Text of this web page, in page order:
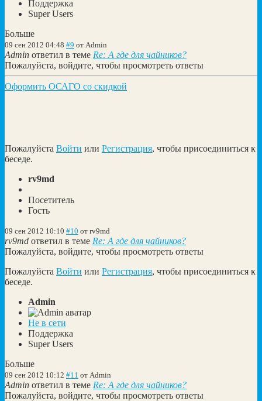
Поддержка
Super Users
Больше
09 сен 2012 04:48 #9 от Admin
Admin ответил в теме Re: А где для чайников?
Пожалуйста, войдите, чтобы просмотреть ответы
Оформить ОСАГО со скидкой
Пожалуйста Войти или Регистрация, чтобы присоединиться к
беседе.
rv9md
Посетитель
Гость
09 сен 2012 10:10 #10 от rv9md
rv9md ответил в теме Re: А где для чайников?
Пожалуйста, войдите, чтобы просмотреть ответы
Пожалуйста Войти или Регистрация, чтобы присоединиться к
беседе.
Admin
Не в сети
Поддержка
Super Users
Больше
09 сен 2012 10:12 #11 от Admin
Admin ответил в теме Re: А где для чайников?
Пожалуйста, войдите, чтобы просмотреть ответы